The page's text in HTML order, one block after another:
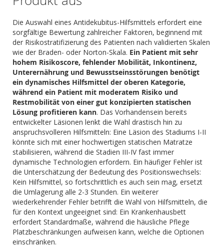
Die Auswahl eines Antidekubitus-Hilfsmittels erfordert eine
sorgfältige Bewertung zahlreicher Faktoren, beginnend mit
der Risikostratifizierung des Patienten nach validierten Skalen
wie der Braden- oder Norton-Skala. Ein Patient mit sehr
hohem Risikoscore, fehlender Mobilität, Inkontinenz,
Unterernährung und Bewusstseinsstörungen benötigt
ein dynamisches Hilfsmittel der oberen Kategorie,
während ein Patient mit moderatem Risiko und
Restmobilität von einer gut konzipierten statischen
Lösung profitieren kann. Das Vorhandensein bereits
entwickelter Läsionen lenkt die Wahl drastisch hin zu
anspruchsvolleren Hilfsmitteln: Eine Läsion des Stadiums I-II
könnte sich mit einer hochwertigen statischen Matratze
stabilisieren, während die Stadien III-IV fast immer
dynamische Technologien erfordern. Ein häufiger Fehler ist
die Unterschätzung der Bedeutung des Positionswechsels:
Kein Hilfsmittel, so fortschrittlich es auch sein mag, ersetzt
die Umlagerung alle 2-3 Stunden. Ein weiterer
wiederkehrender Fehler betrifft die Wahl von Hilfsmitteln, die
für den Kontext ungeeignet sind: Ein Krankenhausbett
erfordert Standardmaße, während die häusliche Pflege
Platzbeschränkungen aufweisen kann, welche die Optionen
einschränken.